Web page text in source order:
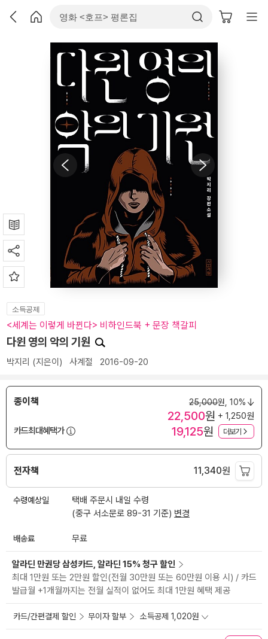
소득공제
<세계는 이렇게 바뀐다> 비하인드북 + 문장 책갈피
다윈 영의 악의 기원
박지리 (지은이) 사계절 2016-09-20
종이책 25,000원, 10%
22,500원 + 1,250원
카드최대혜택가
19,125원 더보기
전자책 11,340원
수령예상일
택배 주문시 내일 수령
(중구 서소문로 89-31 기준) 변경
배송료 무료
알라딘 만권당 삼성카드, 알라딘 15% 청구 할인
최대 1만원 또는 2만원 할인(전월 30만원 또는 60만원 이용 시) / 카드
발급월 +1개월까지는 전월 실적이 없어도 최대 1만원 혜택 제공
카드/간편결제 할인 무이자 할부 소득공제 1,020원